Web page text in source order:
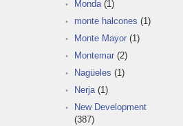
Monda(1)
monte halcones (1)
Monte Mayor (1)
Montemar (2)
Nagüeles (1)
Nerja(1)
New Development
(387)